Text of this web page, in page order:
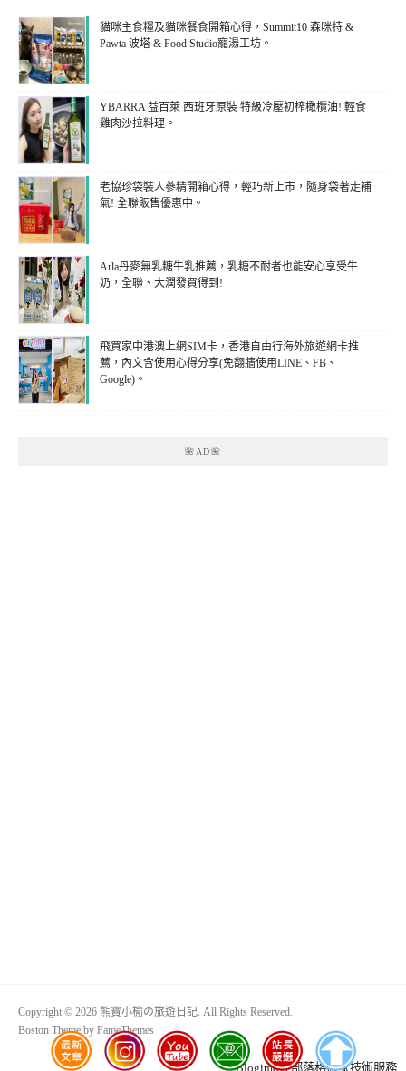
貓咪主食糧及貓咪餐食開箱心得，Summit10 森咪特 &
Pawta 波塔 & Food Studio寵湯工坊。
YBARRA 益百萊 西班牙原裝 特級冷壓初榨橄欖油! 輕食
雞肉沙拉料理。
老協珍袋裝人蔘精開箱心得，輕巧新上市，隨身袋著走補
氣! 全聯販售優惠中。
Arla丹麥無乳糖牛乳推薦，乳糖不耐者也能安心享受牛
奶，全聯、大潤發買得到!
飛買家中港澳上網SIM卡，香港自由行海外旅遊網卡推
薦，內文含使用心得分享(免翻牆使用LINE、FB、
Google)。
🌺AD🌺
Copyright © 2026 熊寶小榆の旅遊日記. All Rights Reserved.
Boston Theme by FameThemes
Blogimove部落格搬家技術服務